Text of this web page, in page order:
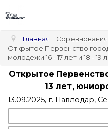
Главная
Соревнования
Открытое Первенство
молодежи 16 - 17 лет и 18 -
Открытое
13 лет,
13.09.2025, г. Павлодар,